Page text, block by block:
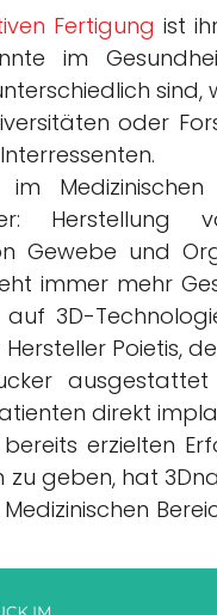
Fertigung ist
im
sind,
oder
Herstellung
Gewebe und
immer mehr
3D-
Poietis,
direkt
erzielten
geben, hat